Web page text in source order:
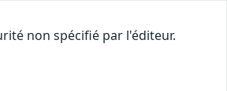
non spécifié par l'éditeur.